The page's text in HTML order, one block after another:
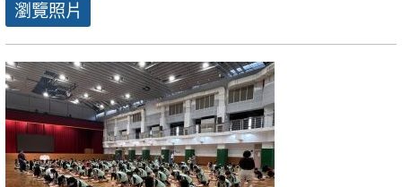
瀏覽照片